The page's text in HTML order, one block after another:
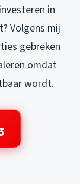
in
Volgens mij
gebreken
omdat
wordt.